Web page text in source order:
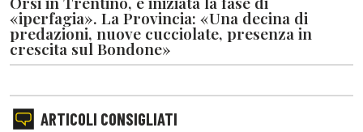
«iperfagia». La Provincia: «Una decina di
predazioni, nuove cucciolate, presenza in
crescita sul Bondone»
ARTICOLI CONSIGLIATI